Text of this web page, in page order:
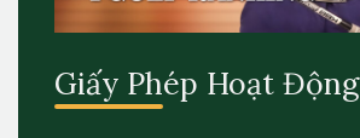
Giấy Phép Hoạt Động